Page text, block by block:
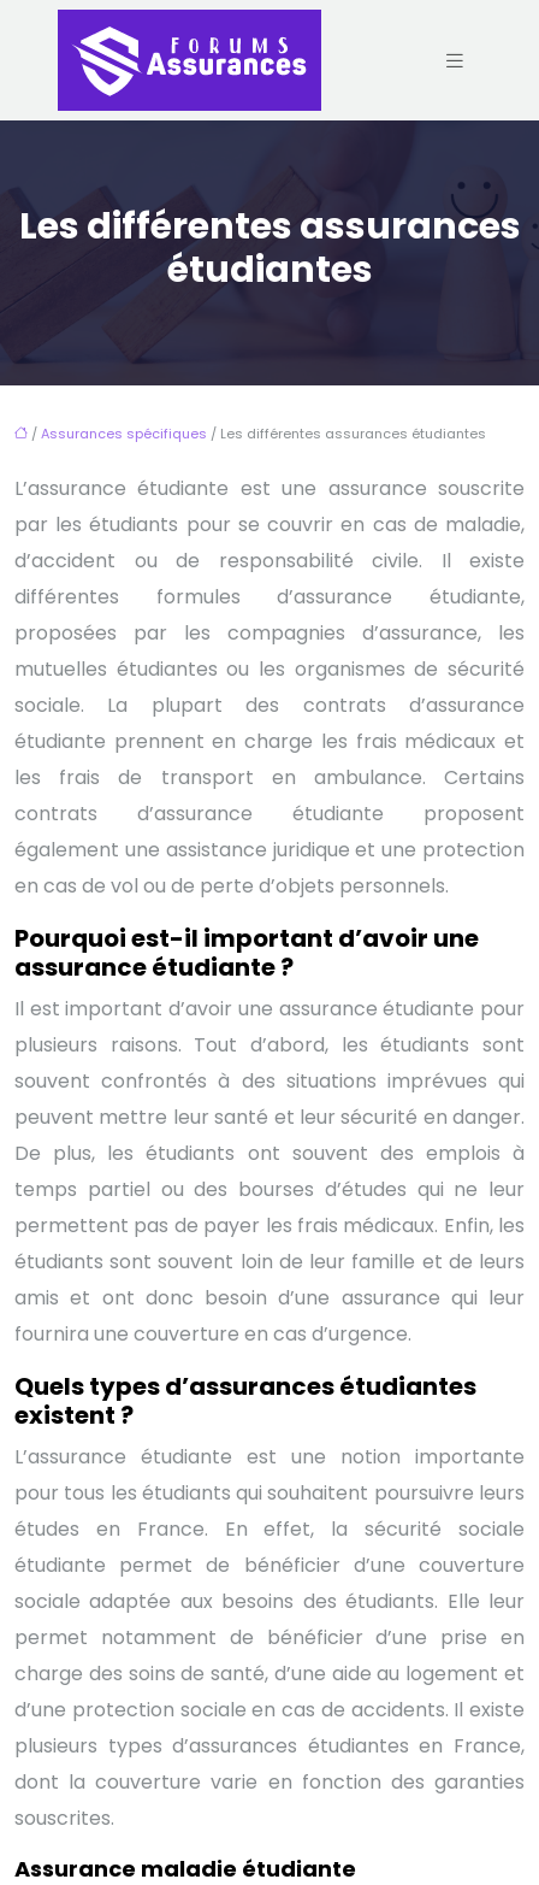
Les différentes assurances
étudiantes
/Assurances spécifiques / Les différentes assurances étudiantes
L’assurance étudiante est une assurance souscrite
par les étudiants pour se couvrir en cas de maladie,
d’accident ou de responsabilité civile. Il existe
différentes formules d’assurance étudiante,
proposées par les compagnies d’assurance, les
mutuelles étudiantes ou les organismes de sécurité
sociale. La plupart des contrats d’assurance
étudiante prennent en charge les frais médicaux et
les frais de transport en ambulance. Certains
contrats d’assurance étudiante proposent
également une assistance juridique et une protection
en cas de vol ou de perte d’objets personnels.
Pourquoi est-il important d’avoir une
assurance étudiante ?
Il est important d’avoir une assurance étudiante pour
plusieurs raisons. Tout d’abord, les étudiants sont
souvent confrontés à des situations imprévues qui
peuvent mettre leur santé et leur sécurité en danger.
De plus, les étudiants ont souvent des emplois à
temps partiel ou des bourses d’études qui ne leur
permettent pas de payer les frais médicaux. Enfin, les
étudiants sont souvent loin de leur famille et de leurs
amis et ont donc besoin d’une assurance qui leur
fournira une couverture en cas d’urgence.
Quels types d’assurances étudiantes
existent ?
L’assurance étudiante est une notion importante
pour tous les étudiants qui souhaitent poursuivre leurs
études en France. En effet, la sécurité sociale
étudiante permet de bénéficier d’une couverture
sociale adaptée aux besoins des étudiants. Elle leur
permet notamment de bénéficier d’une prise en
charge des soins de santé, d’une aide au logement et
d’une protection sociale en cas de accidents. Il existe
plusieurs types d’assurances étudiantes en France,
dont la couverture varie en fonction des garanties
souscrites.
Assurance maladie étudiante